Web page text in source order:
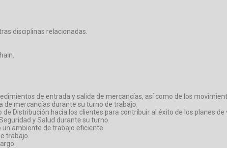
disciplinas relacionadas.
de entrada y salida de mercancías, así como de los
de mercancías durante su turno de trabajo.
Distribución hacia los clientes para contribuir al éxito de los planes de
y Salud durante su turno.
ambiente de trabajo eficiente.
trabajo.